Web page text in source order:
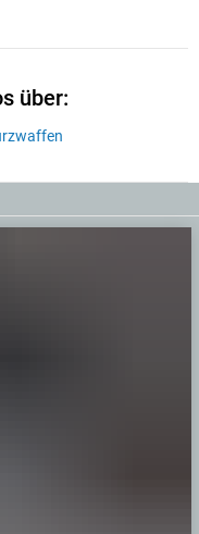
über: